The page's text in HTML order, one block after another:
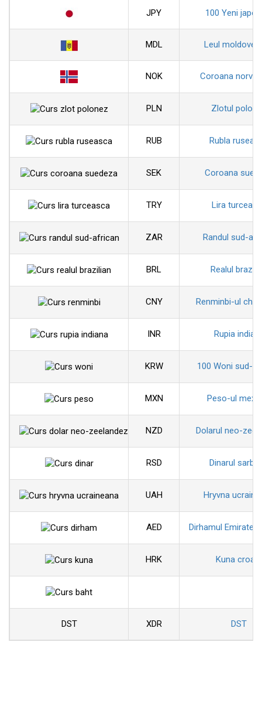
JPY 100 Yeni
MDL Leul
NOK Coroana
PLN Zlotul
RUB Rubla
SEK Coroana
TRY Lira
ZAR Randul sud-
BRL Realul
CNY Renminbi-ul
INR Rupia
KRW 100 Woni sud-
MXN Peso-ul
NZD Dolarul neo-
RSD Dinarul
UAH Hryvna
AED Dirhamul
HRK Kuna croata
DST XDR DST